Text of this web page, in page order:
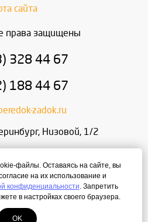
сайта
права защищены
328 44 67
188 44 67
zadok.ru
, Низовой, 1/2
файлы. Оставаясь на сайте, вы
на их использование и
конфиденциальности. Запретить
в настройках своего браузера.
OK